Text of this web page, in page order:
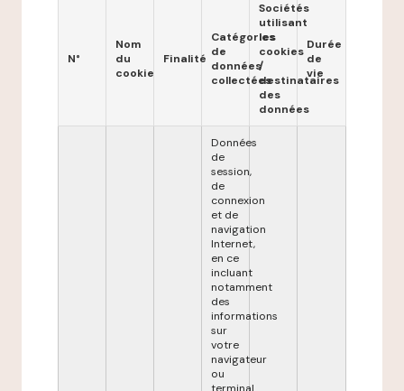
N°
Nom
du
cookie
Finalité
Catégories
de
données
collectées
Sociétés
utilisant
les
cookies
/
destinataires
des
données
Durée
de
vie
Données
de
session,
de
connexion
et de
navigation
Internet,
en ce
incluant
notamment
des
informations
sur
votre
navigateur
ou